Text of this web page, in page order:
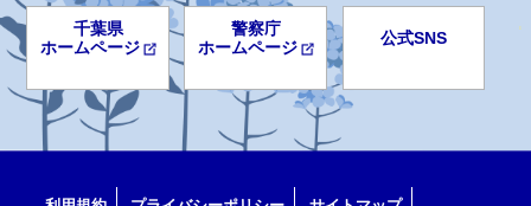
千葉県
ホームページ
警察庁
ホームページ
公式SNS